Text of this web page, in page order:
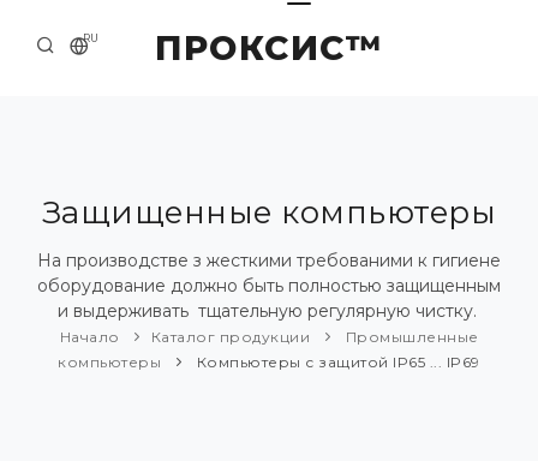
ПРОКСИС™
RU
О КОМПАНИИ
ПРИМЕРЫ И РЕШЕНИЯ
КАТАЛОГ ПРОДУКЦИИ
Защищенные компьютеры
На производстве з жесткими требованими к гигиене
оборудование должно быть полностью защищенным
и выдерживать тщательную регулярную чистку.
Начало Каталог продукции
Промышленные
компьютеры
Компьютеры с защитой IP65 ... IP69